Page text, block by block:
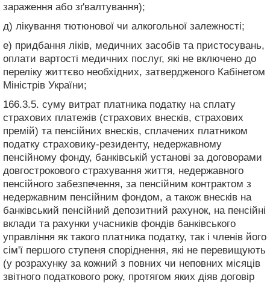
зараження або зґвалтування);
д) лікування тютюнової чи алкогольної залежності;
е) придбання ліків, медичних засобів та пристосувань,
оплати вартості медичних послуг, які не включено до
переліку життєво необхідних, затвердженого Кабінетом
Міністрів України;
166.3.5. суму витрат платника податку на сплату
страхових платежів (страхових внесків, страхових
премій) та пенсійних внесків, сплачених платником
податку страховику-резиденту, недержавному
пенсійному фонду, банківській установі за договорами
довгострокового страхування життя, недержавного
пенсійного забезпечення, за пенсійним контрактом з
недержавним пенсійним фондом, а також внесків на
банківський пенсійний депозитний рахунок, на пенсійні
вклади та рахунки учасників фондів банківського
управління як такого платника податку, так і членів його
сім'ї першого ступеня споріднення, які не перевищують
(у розрахунку за кожний з повних чи неповних місяців
звітного податкового року, протягом яких діяв договір